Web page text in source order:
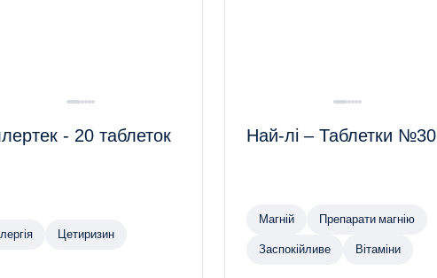
- 20 таблеток
Цетиризин
Най-лі – Таблетки №30
Магній Препарати магнію
Заспокійливе Вітаміни